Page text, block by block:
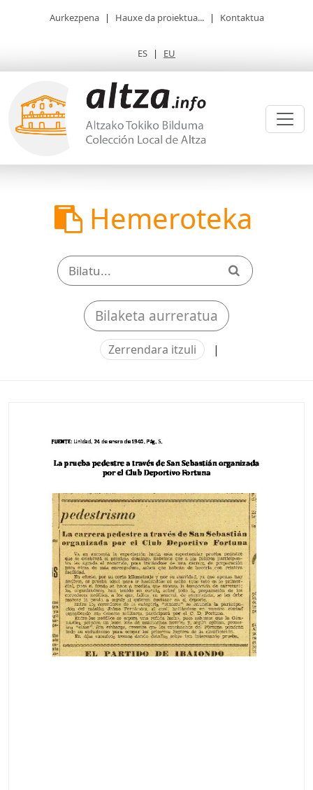
Aurkezpena | Hauxe da proiektua... | Kontaktua
ES | EU
Hemeroteka
Bilaketa aurreratua
Zerrendara itzuli |